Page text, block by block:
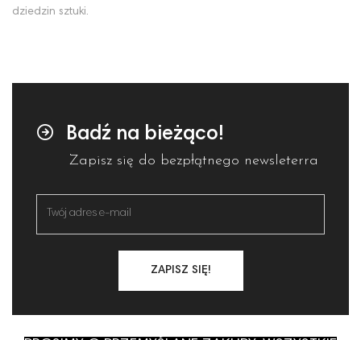
dziedzin sztuki.
Badź na bieżąco!
Zapisz się do bezpłątnego newsleterra
ZAPISZ SIĘ!